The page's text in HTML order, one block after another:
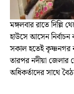
মঙ্গলবার রাতে দিল্লি
হাউসে আসেন
সকাল হতেই কৃষ্ণনগর
তারপর নদীয়া
অধিকর্তাদের সাথে